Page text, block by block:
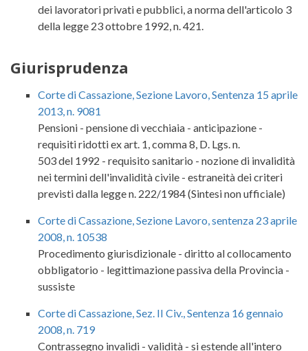
dei lavoratori privati e pubblici, a norma dell'articolo 3
della legge 23 ottobre 1992, n. 421.
Giurisprudenza
Corte di Cassazione, Sezione Lavoro, Sentenza 15 aprile
2013, n. 9081
Pensioni - pensione di vecchiaia - anticipazione -
requisiti ridotti ex art. 1, comma 8, D. Lgs. n.
503 del 1992 - requisito sanitario - nozione di invalidità
nei termini dell'invalidità civile - estraneità dei criteri
previsti dalla legge n. 222/1984 (Sintesi non ufficiale)
Corte di Cassazione, Sezione Lavoro, sentenza 23 aprile
2008, n. 10538
Procedimento giurisdizionale - diritto al collocamento
obbligatorio - legittimazione passiva della Provincia -
sussiste
Corte di Cassazione, Sez. II Civ., Sentenza 16 gennaio
2008, n. 719
Contrassegno invalidi - validità - si estende all'intero